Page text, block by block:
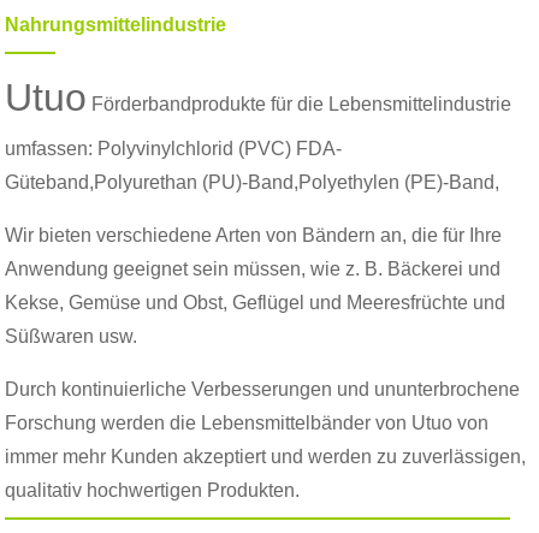
Nahrungsmittelindustrie
Utuo Förderbandprodukte für die Lebensmittelindustrie
umfassen: Polyvinylchlorid (PVC) FDA-
Güteband,Polyurethan (PU)-Band,Polyethylen (PE)-Band,
Wir bieten verschiedene Arten von Bändern an, die für Ihre
Anwendung geeignet sein müssen, wie z. B. Bäckerei und
Kekse, Gemüse und Obst, Geflügel und Meeresfrüchte und
Süßwaren usw.
Durch kontinuierliche Verbesserungen und ununterbrochene
Forschung werden die Lebensmittelbänder von Utuo von
immer mehr Kunden akzeptiert und werden zu zuverlässigen,
qualitativ hochwertigen Produkten.